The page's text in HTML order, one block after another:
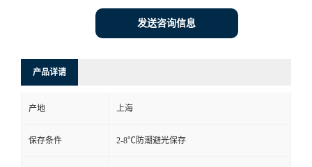
发送咨询信息
产品详请
产地 上海
保存条件 2-8℃防潮避光保存